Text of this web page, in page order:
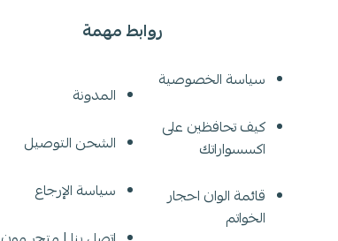
روابط مهمة
سياسة الخصوصية
كيف تحافظين على
اكسسواراتك
قائمة الوان احجار
الخواتم
المدونة
الشحن التوصيل
سياسة الإرجاع